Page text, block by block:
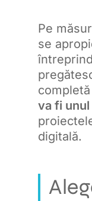
Pe
se
va fi
digitală.